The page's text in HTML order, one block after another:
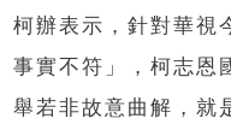
柯辦表示，針對華視
事實不符」，柯志恩
舉若非故意曲解，就